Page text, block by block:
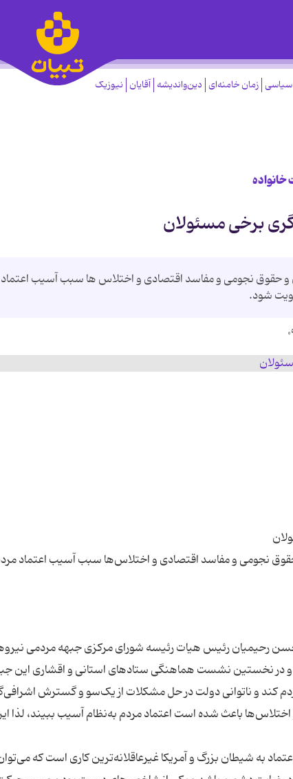
سیاسی زمان خامنه‌ای دین‌واندیشه آقایان نیوزیک
گری برخی مسئولان
و حقوق نجومی و مفاسد اقتصادی و اختلاس ها سبب آسیب
شود.
نجومی و مفاسد اقتصادی و اختلاس‌ها سبب آسیب اعتماد
رحیمیان رئیس هیات رئیسه شورای مرکزی جبهه مردمی
در نخستین نشست هماهنگی ستادهای استانی و اقشاری این
کند و ناتوانی دولت در حل مشکلات از یک‌سو و گسترش
باعث شده است اعتماد مردم به‌نظام آسیب ببیند، لذا این
به شیطان بزرگ و آمریکا غیرعاقلانه‌ترین کاری است که